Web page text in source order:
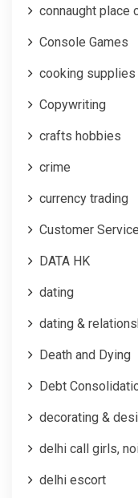
connaught place
Console Games
cooking supplies
Copywriting
crafts hobbies
crime
currency trading
Customer Service
DATA HK
dating
dating &
Death and Dying
Debt
decorating &
delhi call girls,
delhi escort